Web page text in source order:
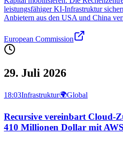
leistungsfähiger KI-Infrastruktur
Anbietern aus den USA und China
European Commission
29. Juli 2026
18:03Infrastruktur🌍Global
Recursive vereinbart Cloud-
410 Millionen Dollar mit AWS